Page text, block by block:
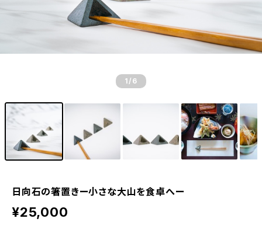
1 /6
日向石の箸置きー小さな大山を食卓へー
¥25,000